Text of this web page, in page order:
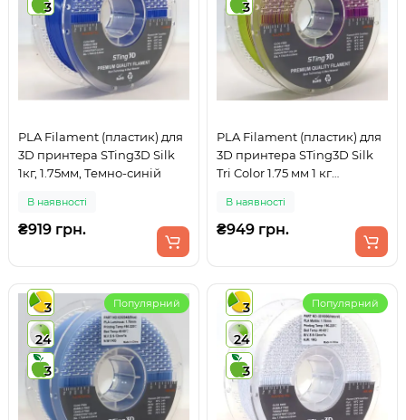
3
PLA Filament (пластик) для
3D принтера STing3D Silk
1кг, 1.75мм, Темно-синій
В наявності
₴919 грн.
3
PLA Filament (пластик) для
3D принтера STing3D Silk
Tri Color 1.75 мм 1 кг
Зелений + Фіолетовий
В наявності
₴949 грн.
3
24
3
Популярний
3
24
3
Популярний